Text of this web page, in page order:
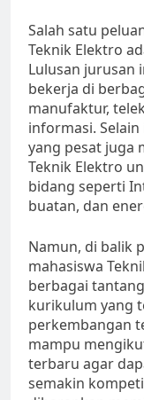
Salah satu
Teknik Elektro
Lulusan jurusan
bekerja di
manufaktur,
informasi.
yang pesat juga
Teknik Elektro
bidang seperti
buatan, dan
Namun, di balik
mahasiswa
berbagai
kurikulum yang
perkembangan
mampu
terbaru agar
semakin